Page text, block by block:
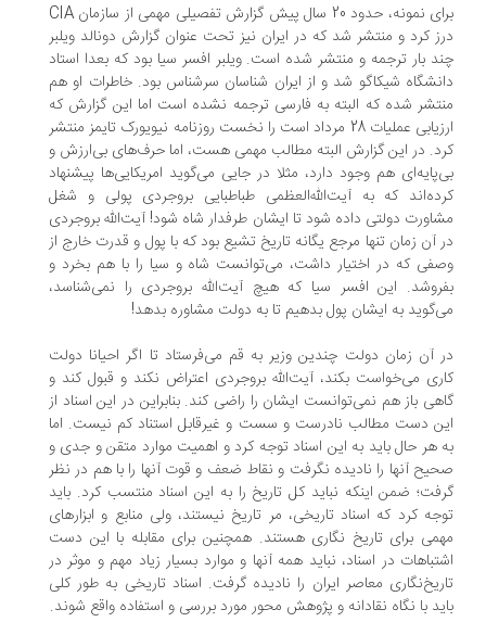
برای نمونه، حدود 20 سال پیش گزارش تفصیلی مهمی از سازمان CIA
کرد و منتشر شد که در ایران نیز تحت عنوان گزارش دونالد ویلبر
بار ترجمه و منتشر شده است. ویلبر افسر سیا بود که بعدا استاد
شیکاگو شد و از ایران شناسان سرشناس بود. خاطرات او هم
شده که البته به فارسی ترجمه نشده است اما این گزارش که
ارزیابی عملیات 28 مرداد است را نخست روزنامه نیویورک تایمز منتشر
در این گزارش البته مطالب مهمی هست، اما حرف‌های بی‌ارزش و
هم وجود دارد، مثلا در جایی می‌گوید امریکایی‌ها پیشنهاد
که به آیت‌الله‌العظمی طباطبایی بروجردی پولی و شغل
دولتی داده شود تا ایشان طرفدار شاه شود! آیت‌الله بروجردی
آن زمان تنها مرجع یگانه تاریخ تشیع بود که با پول و قدرت خارج از
که در اختیار داشت، می‌توانست شاه و سیا را با هم بخرد و
این افسر سیا که هیچ آیت‌الله بروجردی را نمی‌شناسد،
به ایشان پول بدهیم تا به دولت مشاوره بدهد!
آن زمان دولت چندین وزیر به قم می‌فرستاد تا اگر احیانا دولت
می‌خواست بکند، آیت‌الله بروجردی اعتراض نکند و قبول کند و
باز هم نمی‌توانست ایشان را راضی کند. بنابراین در این اسناد از
دست مطالب نادرست و سست و غیرقابل استناد کم نیست. اما
هر حال باید به این اسناد توجه کرد و اهمیت موارد متقن و جدی و
آنها را نادیده نگرفت و نقاط ضعف و قوت آنها را با هم در نظر
ضمن اینکه نباید کل تاریخ را به این اسناد منتسب کرد. باید
کرد که اسناد تاریخی، مر تاریخ نیستند، ولی منابع و ابزارهای
برای تاریخ نگاری هستند. همچنین برای مقابله با این دست
در اسناد، نباید همه آنها و موارد بسیار زیاد مهم و موثر در
معاصر ایران را نادیده گرفت. اسناد تاریخی به طور کلی
با نگاه نقادانه و پژوهش محور مورد بررسی و استفاده واقع شوند.